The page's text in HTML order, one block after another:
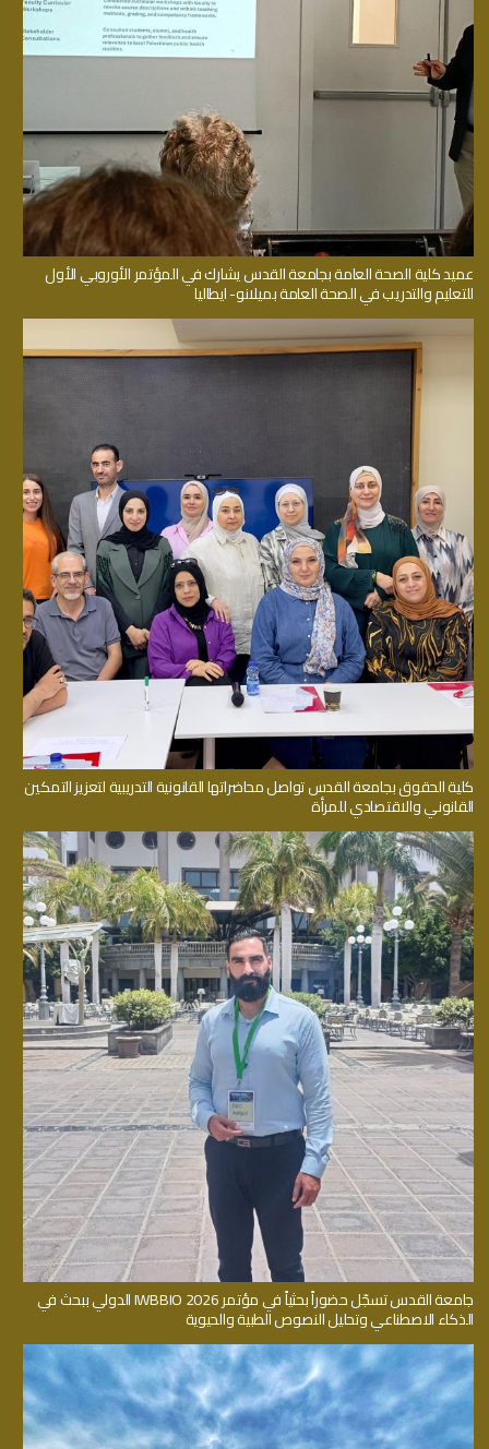
عميد كلية الصحة العامة بجامعة القدس يشارك في المؤتمر الأوروبي الأول
للتعليم والتدريب في الصحة العامة بميلانو- ايطاليا
كلية الحقوق بجامعة القدس تواصل محاضراتها القانونية التدريبية لتعزيز التمكين
القانوني والاقتصادي للمرأة
جامعة القدس تسجّل حضوراً بحثياً في مؤتمر IWBBIO 2026 الدولي ببحث في
الذكاء الاصطناعي وتحليل النصوص الطبية والحيوية